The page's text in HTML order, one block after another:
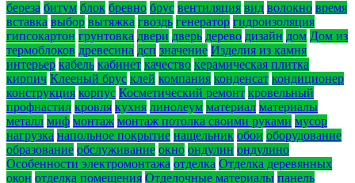
береза битум блок бревно брус вентиляция вид волокно время
вставка выбор вытяжка гвоздь генератор гидроизоляция
гипсокартон грунтовка двери дверь дерево дизайн дом Дом из
термоблоков древесина дсп значение Изделия из камня
интерьер кабель кабинет качество керамическая плитка
кирпич Клееный брус клей компания конденсат кондиционер
конструкция корпус Косметический ремонт кровельный
профнастил кровля кухня линолеум материал материалы
металл миф монтаж монтаж потолка своими руками мусор
нагрузка напольное покрытие нащельник обои оборудование
образование обслуживание окно ондулин ондулино
Особенности электромонтажа отделка Отделка деревянных
окон отделка помещения Отделочные материалы панель